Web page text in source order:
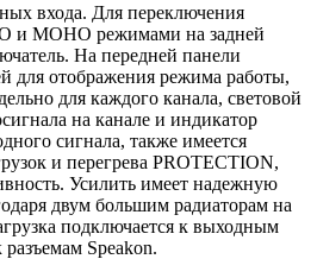
входа. Для переключения
и МОНО режимами на задней
На передней панели
для отображения режима работы,
для каждого канала, световой
на канале и индикатор
сигнала, также имеется
и перегрева PROTECTION,
Усилить имеет надежную
двум большим радиаторам на
подключается к выходным
Speakon.